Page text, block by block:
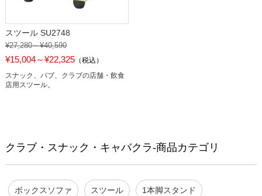
スツール SU2748
¥27,280～¥40,590
¥15,004～¥22,325（税込）
スナック、パブ、クラブの店舗・飲食
店用スツール。
クラブ・スナック・キャバクラ-商品カテゴリ
ボックスソファ スツール 1本脚スタンド